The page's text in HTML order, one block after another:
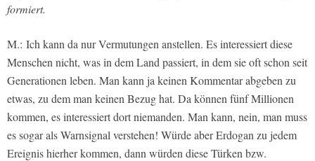
formiert.
M.: Ich kann da nur Vermutungen anstellen. Es interessiert diese
Menschen nicht, was in dem Land passiert, in dem sie oft schon seit
Generationen leben. Man kann ja keinen Kommentar abgeben zu
etwas, zu dem man keinen Bezug hat. Da können fünf Millionen
kommen, es interessiert dort niemanden. Man kann, nein, man muss
es sogar als Warnsignal verstehen! Würde aber Erdogan zu jedem
Ereignis hierher kommen, dann würden diese Türken bzw.